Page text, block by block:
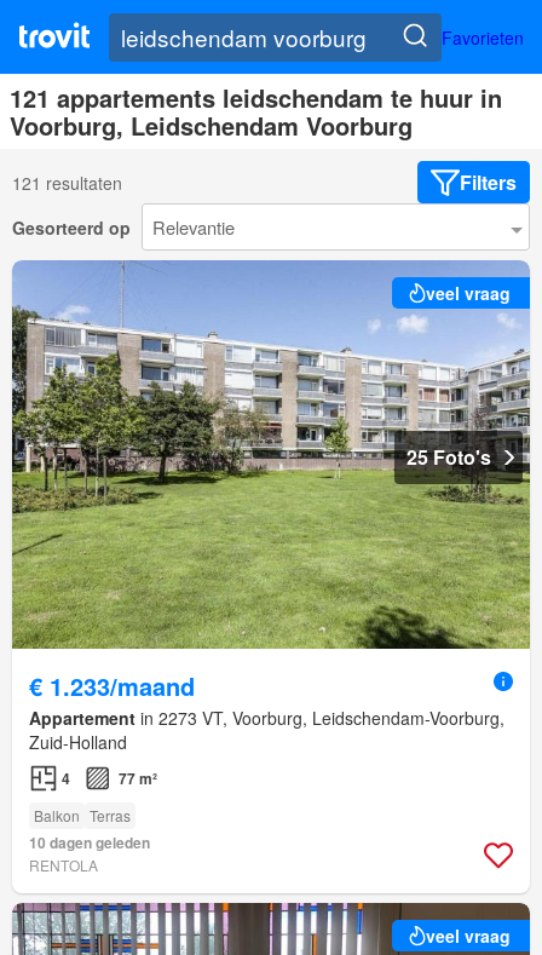
Favorieten
121 appartements leidschendam te huur in
Voorburg, Leidschendam Voorburg
121 resultaten Filters
Gesorteerd op
veel vraag
25 Foto's
€ 1.233/maand
Appartement in 2273 VT, Voorburg, Leidschendam-Voorburg,
Zuid-Holland
4 77 m²
Balkon Terras
10 dagen geleden
RENTOLA
veel vraag